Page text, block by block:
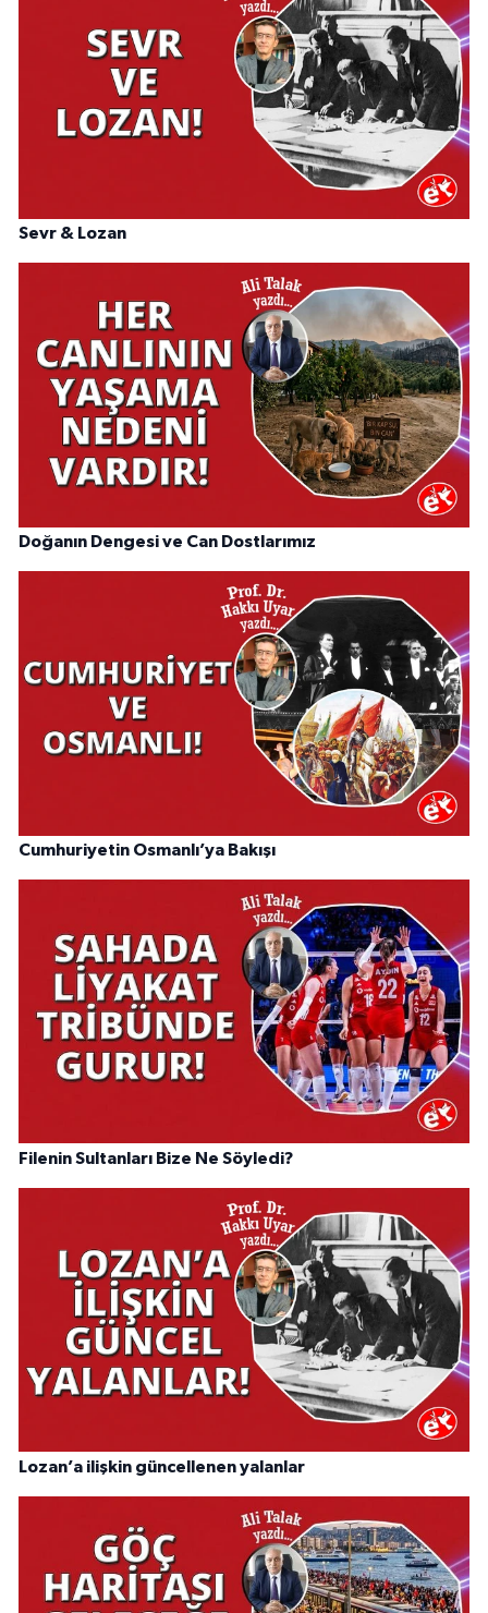
Sevr & Lozan
Doğanın Dengesi ve Can Dostlarımız
Cumhuriyetin Osmanlı’ya Bakışı
Filenin Sultanları Bize Ne Söyledi?
Lozan’a ilişkin güncellenen yalanlar